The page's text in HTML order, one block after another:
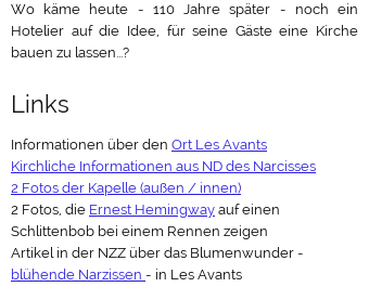
Wo käme heute - 110 Jahre später - noch ein
Hotelier auf die Idee, für seine Gäste eine Kirche
bauen zu lassen...?
Links
Informationen über den Ort Les Avants
Kirchliche Informationen aus ND des Narcisses
2 Fotos der Kapelle (außen / innen)
2 Fotos, die Ernest Hemingway auf einen
Schlittenbob bei einem Rennen zeigen
Artikel in der NZZ über das Blumenwunder -
blühende Narzissen - in Les Avants